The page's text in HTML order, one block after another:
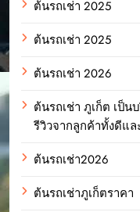
ต้นรถเช่า 2025
ต้นรถเช่า 2025
ต้นรถเช่า 2026
ต้นรถเช่า ภูเก็ต เป็
รีวิวจากลูกค้าทั้งดีแ
ต้นรถเช่า2026
ต้นรถเช่าภูเก็ตราคา